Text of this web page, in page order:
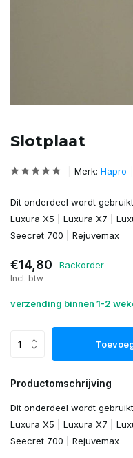
Slotplaat
Merk: Hapro
Dit onderdeel wordt
Luxura X5 | Luxura X7 |
Seecret 700 | Rejuvemax
€14,80 Backorder
Incl. btw
verzending binnen 1-2
Productomschrijving
Dit onderdeel wordt
Luxura X5 | Luxura X7 |
Seecret 700 | Rejuvemax